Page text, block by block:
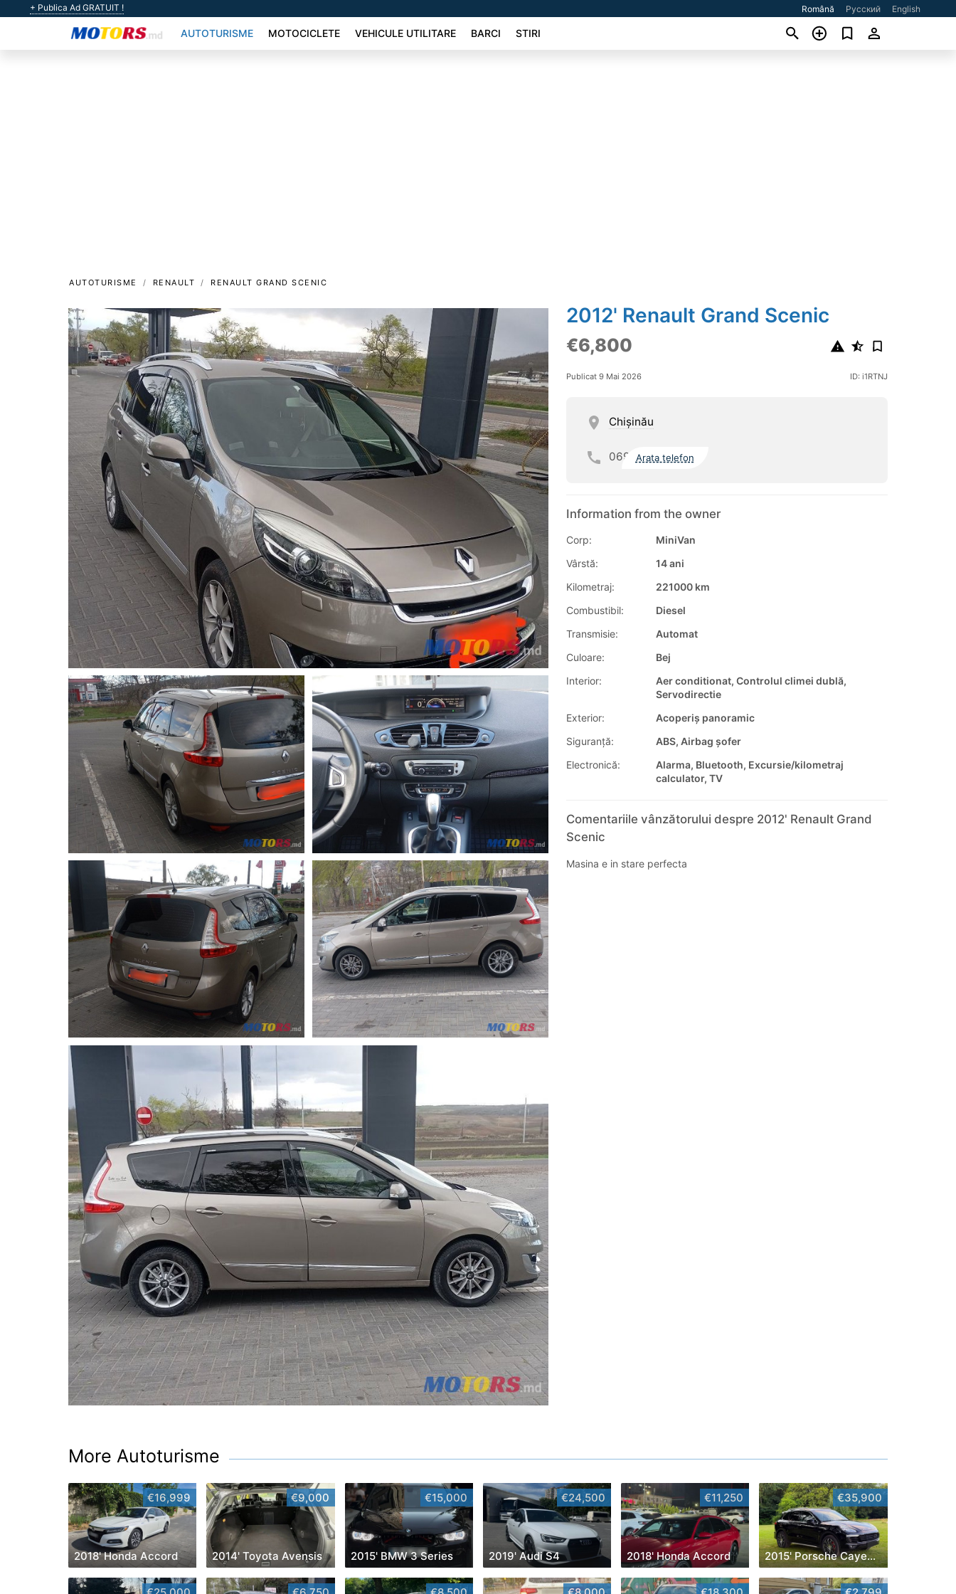
+ Publica Ad GRATUIT ! Română Русский English
AUTOTURISME MOTOCICLETE VEHICULE UTILITARE BARCI STIRI
AUTOTURISME RENAULT RENAULT GRAND SCENIC
2012' Renault Grand Scenic
€6,800
Publicat 9 Mai 2026 ID: i1RTNJ
Chişinău
069 Arata telefon
Information from the owner
Corp:
MiniVan
Vârstă:
14 ani
Kilometraj:
221000 km
Combustibil:
Diesel
Transmisie:
Automat
Culoare:
Bej
Interior:
Aer conditionat, Controlul climei dublă,
Servodirectie
Exterior:
Acoperiș panoramic
Siguranţă:
ABS, Airbag șofer
Electronică:
Alarma, Bluetooth, Excursie/kilometraj
calculator, TV
Comentariile vânzătorului despre 2012' Renault Grand
Scenic
Masina e in stare perfecta
More Autoturisme
€16,999
2018' Honda Accord
€9,000
2014' Toyota Avensis
€15,000
2015' BMW 3 Series
€24,500
2019' Audi S4
€11,250
2018' Honda Accord
€35,900
2015' Porsche Cayenne